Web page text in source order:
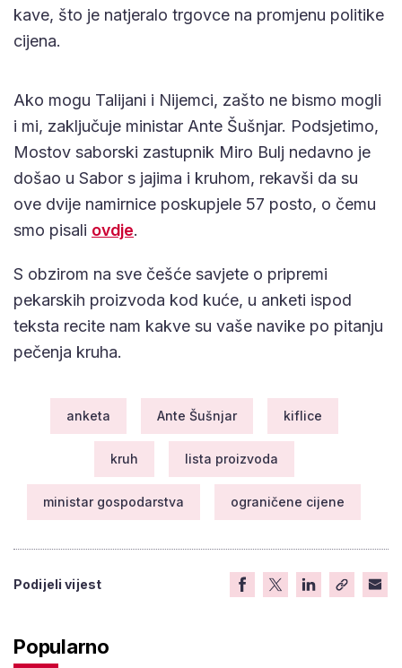
kave, što je natjeralo trgovce na promjenu politike
cijena.
Ako mogu Talijani i Nijemci, zašto ne bismo mogli
i mi, zaključuje ministar Ante Šušnjar. Podsjetimo,
Mostov saborski zastupnik Miro Bulj nedavno je
došao u Sabor s jajima i kruhom, rekavši da su
ove dvije namirnice poskupjele 57 posto, o čemu
smo pisali ovdje.
S obzirom na sve češće savjete o pripremi
pekarskih proizvoda kod kuće, u anketi ispod
teksta recite nam kakve su vaše navike po pitanju
pečenja kruha.
anketa Ante Šušnjar kiflice
kruh lista proizvoda
ministar gospodarstva ograničene cijene
Podijeli vijest
Popularno